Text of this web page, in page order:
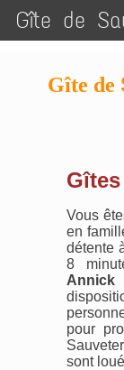
Gîte de
Gîte de
Vous
en
détente
8
pour
sont